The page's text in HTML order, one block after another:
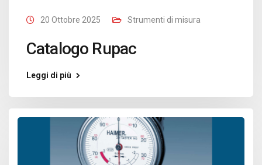
20 Ottobre 2025 Strumenti di misura
Catalogo Rupac
Leggi di più